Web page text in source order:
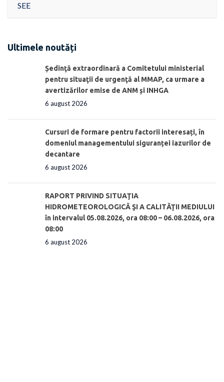
SEE
Ultimele noutăți
Ședinţă extraordinară a Comitetului ministerial
pentru situaţii de urgenţă al MMAP, ca urmare a
avertizărilor emise de ANM și INHGA
6 august 2026
Cursuri de formare pentru factorii interesați, în
domeniul managementului siguranței iazurilor de
decantare
6 august 2026
RAPORT PRIVIND SITUAŢIA
HIDROMETEOROLOGICĂ ŞI A CALITĂŢII MEDIULUI
în intervalul 05.08.2026, ora 08:00 – 06.08.2026, ora
08:00
6 august 2026